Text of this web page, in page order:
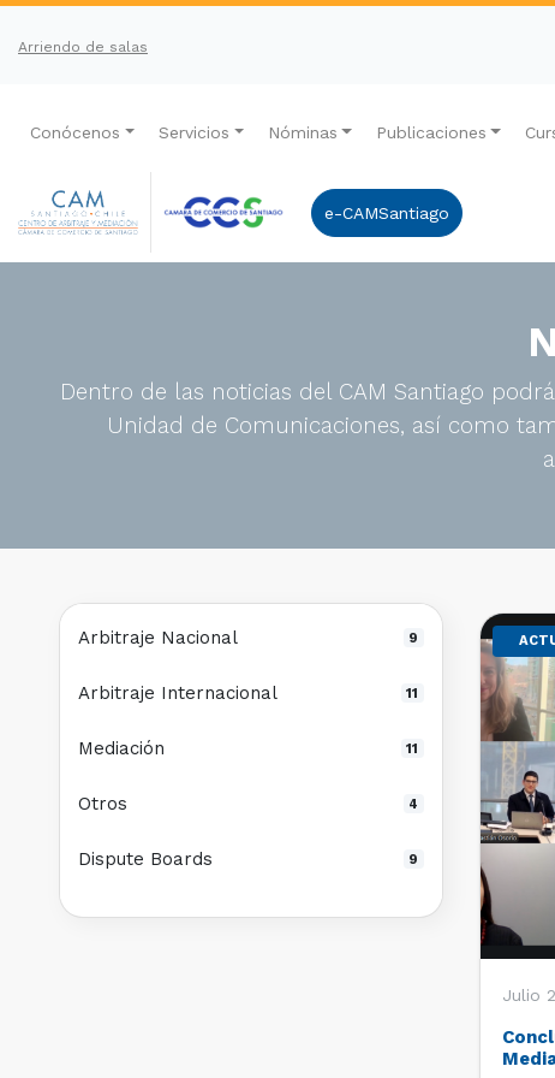
Arriendo de salas
Conócenos Servicios Nóminas Publicaciones
e-CAMSantiago
Dentro de las noticias del CAM Santiago
Unidad de Comunicaciones, así como
Julio
Arbitraje Nacional 9
Arbitraje Internacional 11
Mediación 11
Otros 4
Dispute Boards 9